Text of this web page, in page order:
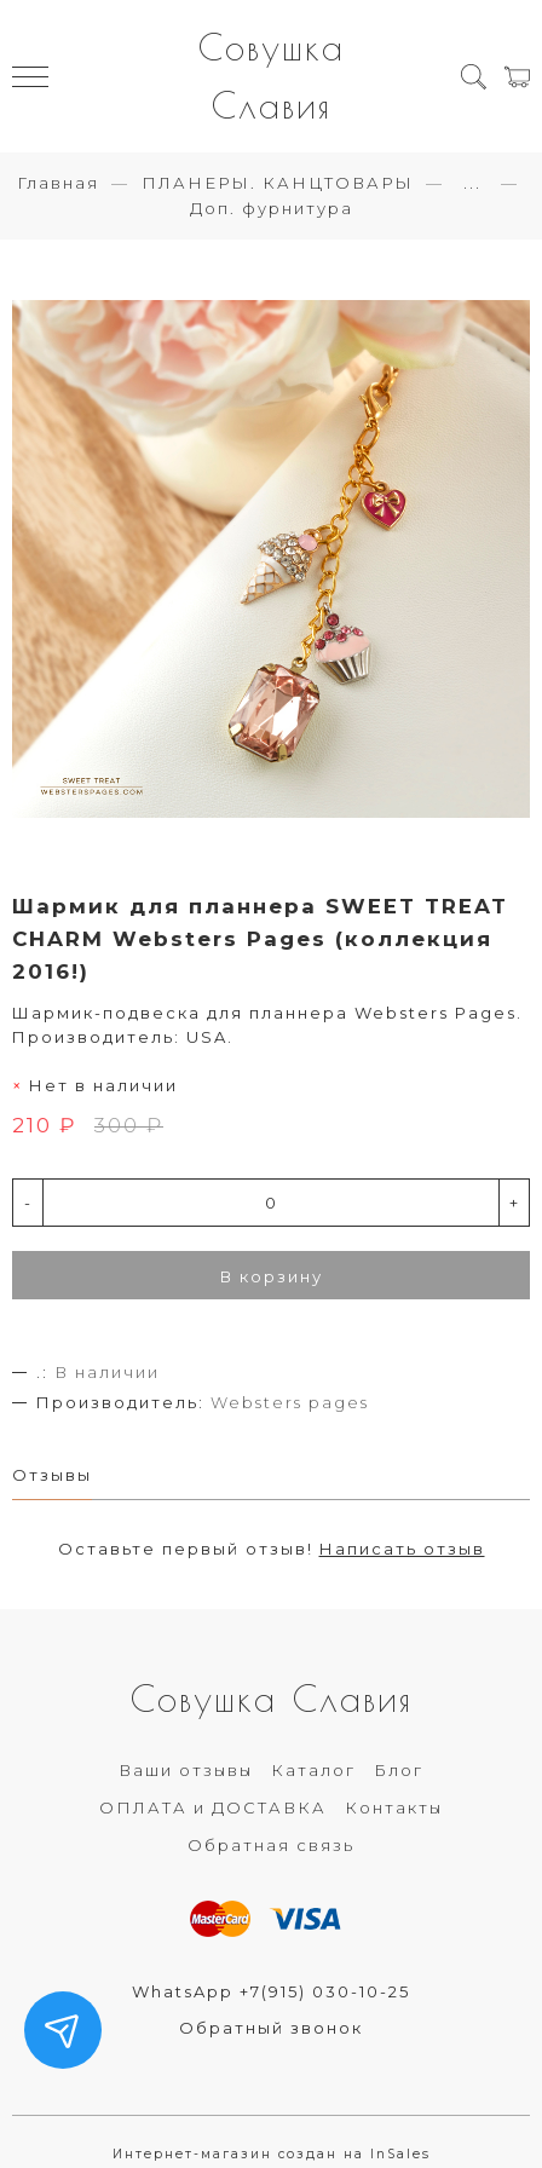
Совушка
Славия
Главная ПЛАНЕРЫ. КАНЦТОВАРЫ
Доп. фурнитура
Шармик для планнера SWEET TREAT
CHARM Websters Pages (коллекция
2016!)
Шармик-подвеска для планнера Websters Pages.
Производитель: USA.
Нет в наличии
210 ₽ 300 ₽
- +
В корзину
.:
В наличии
Производитель: Websters pages
Отзывы
Оставьте первый отзыв! Написать отзыв
Совушка Славия
Ваши отзывы Каталог
Блог
ОПЛАТА и ДОСТАВКА
Контакты
Обратная связь
WhatsApp +7(915) 030-10-25
Обратный звонок
Интернет-магазин создан на InSales